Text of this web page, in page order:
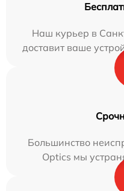
Наш курьер в
доставит ваше
Большинство
Optics мы